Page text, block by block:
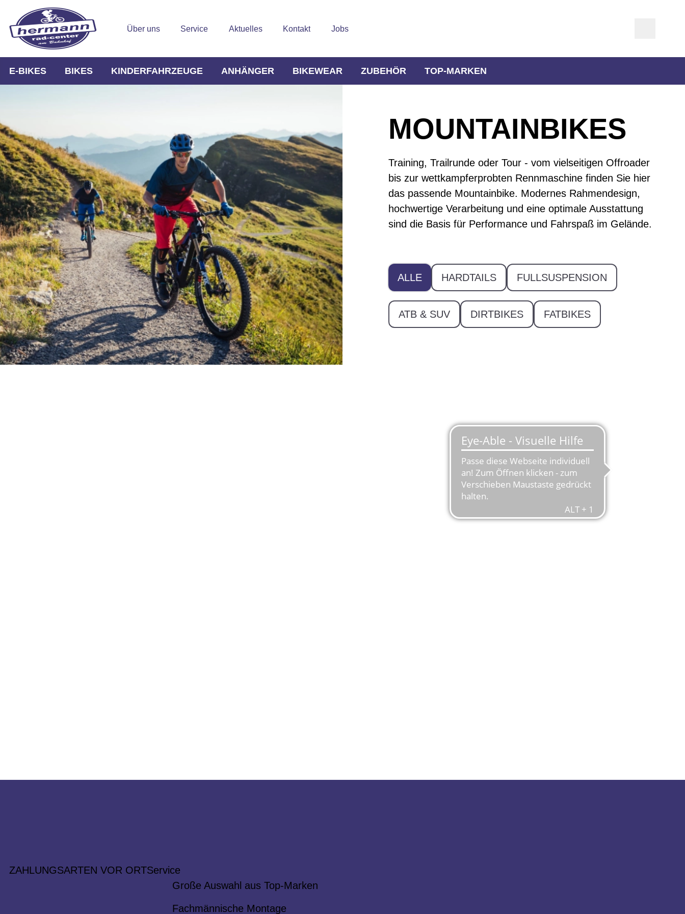
Über uns Service Aktuelles Kontakt Jobs
E-BIKES BIKES KINDERFAHRZEUGE ANHÄNGER BIKEWEAR ZUBEHÖR TOP-MARKEN
MOUNTAIN­BIKES
Training, Trailrunde oder Tour - vom vielseitigen Offroader
bis zur wettkampferprobten Rennmaschine finden Sie hier
das passende Mountainbike. Modernes Rahmendesign,
hochwertige Verarbeitung und eine optimale Ausstattung
sind die Basis für Performance und Fahrspaß im Gelände.
ALLE HARDTAILS FULLSUSPENSION
ATB & SUV DIRTBIKES FATBIKES
ZAHLUNGSARTEN VOR ORTService
Große Auswahl aus Top-Marken
Fachmännische Montage